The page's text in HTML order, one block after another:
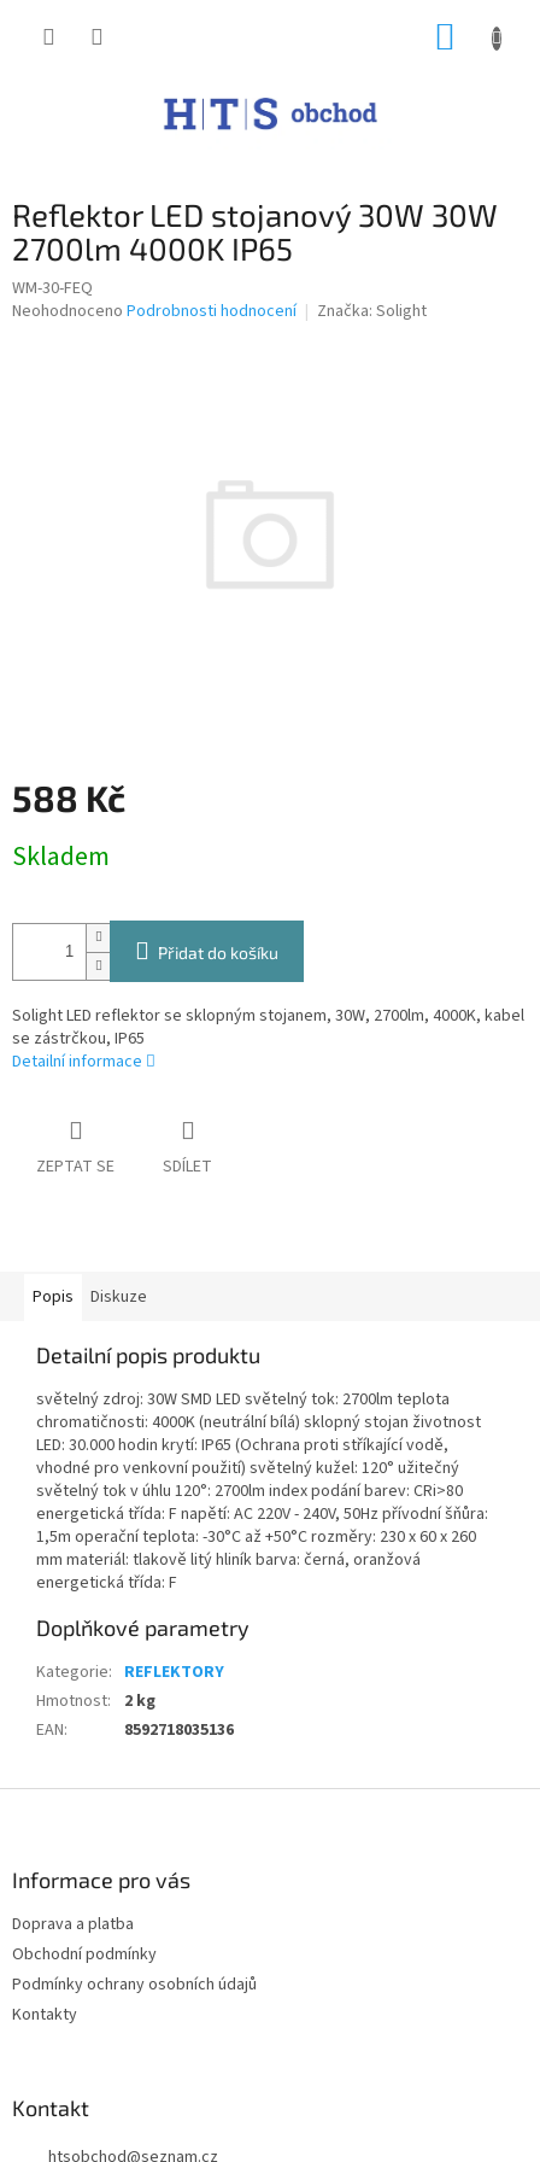
Reflektor LED stojanový 30W 30W
2700lm 4000K IP65
WM-30-FEQ
Průměrné
Neohodnoceno Podrobnosti hodnocení Značka: Solight
588 Kč
cena:
Skladem
Přidat do košíku
Solight LED reflektor se sklopným stojanem, 30W, 2700lm, 4000K, kabel
se zástrčkou, IP65
Detailní informace
ZEPTAT SE SDÍLET
Popis Diskuze
Detailní popis produktu
světelný zdroj: 30W SMD LED světelný tok: 2700lm teplota
chromatičnosti: 4000K (neutrální bílá) sklopný stojan životnost
LED: 30.000 hodin krytí: IP65 (Ochrana proti stříkající vodě,
vhodné pro venkovní použití) světelný kužel: 120° užitečný
světelný tok v úhlu 120°: 2700lm index podání barev: CRi>80
energetická třída: F napětí: AC 220V - 240V, 50Hz přívodní šňůra:
1,5m operační teplota: -30°C až +50°C rozměry: 230 x 60 x 260
mm materiál: tlakově litý hliník barva: černá, oranžová
energetická třída: F
Doplňkové parametry
Kategorie: REFLEKTORY
Hmotnost:
2 kg
EAN: 8592718035136
Informace pro vás
Doprava a platba
Obchodní podmínky
Podmínky ochrany osobních údajů
Kontakty
Kontakt